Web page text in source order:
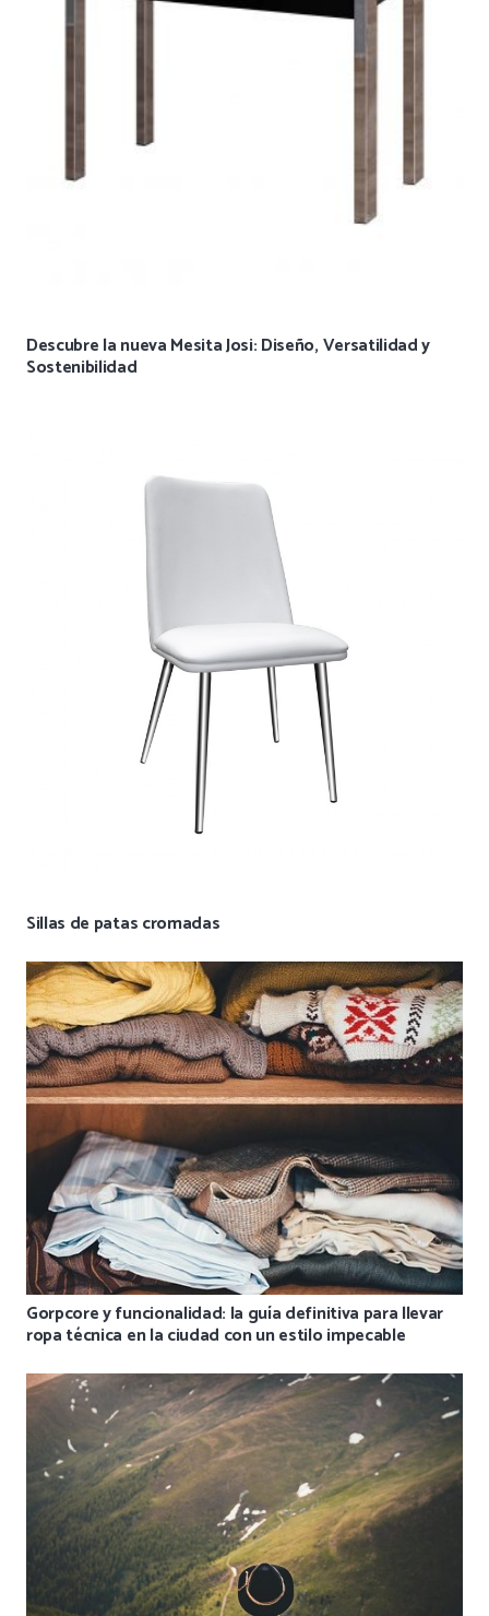
Descubre la nueva Mesita Josi: Diseño, Versatilidad y
Sostenibilidad
Sillas de patas cromadas
Gorpcore y funcionalidad: la guía definitiva para llevar
ropa técnica en la ciudad con un estilo impecable